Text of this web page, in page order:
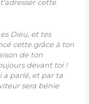
cette
Dieu, et tes
cette grâce à ton
de ton
devant toi !
a parlé, et par ta
sera bénie